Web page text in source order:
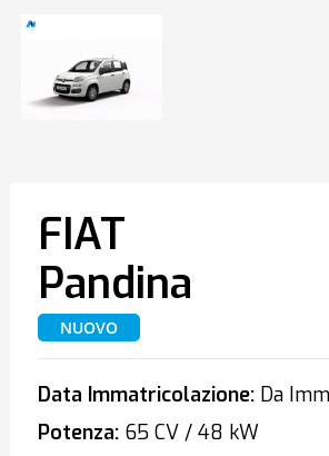
FIAT
Pandina
NUOVO
Data Immatricolazione:Da
Potenza:65 CV / 48 kW